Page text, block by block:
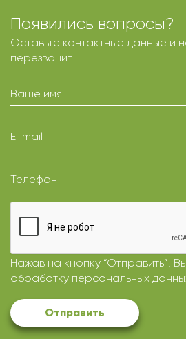
Появились вопросы?
Оставьте контактные данные и
перезвонит
Ваше имя
E-mail
Телефон
Нажав на кнопку “Отправить”,
обработку персональных
Отправить